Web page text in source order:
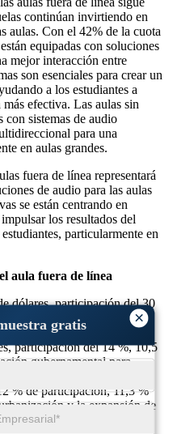
×
gratis
continúan invirtiendo en
aulas. Con el 42% de la cuota
equipadas con soluciones
mejor interacción entre
son esenciales para crear un
a los estudiantes a
efectiva. Las aulas sin
con sistemas de audio
para una
en aulas grandes.
fuera de línea representará
de audio para las aulas
se están centrando en
los resultados del
particularmente en
aula fuera de línea
dólares, participación del 30
importantes inversiones en
aulas.
participación del 14 %, 10,5
gubernamental para
en las escuelas.
% de participación, 11,3 %
y la expansión de
de aprendizaje mejorados.